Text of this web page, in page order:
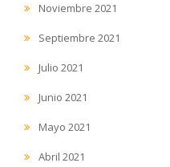
Noviembre 2021
Septiembre 2021
Julio 2021
Junio 2021
Mayo 2021
Abril 2021